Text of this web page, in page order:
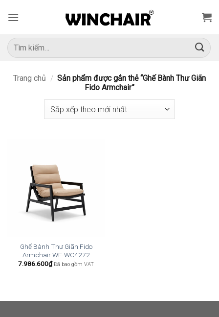
qua
dung
Tìm
kiếm:
Trang chủ / Sản phẩm được gắn thẻ “Ghế Bành Thư Giãn
Fido Armchair”
Ghế Bành Thư Giãn Fido
Armchair WF-WC4272
7.986.600₫ Đã bao gồm VAT